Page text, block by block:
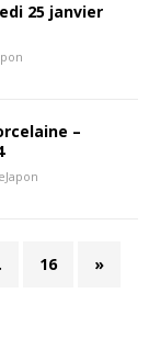
25 janvier
–
16 »